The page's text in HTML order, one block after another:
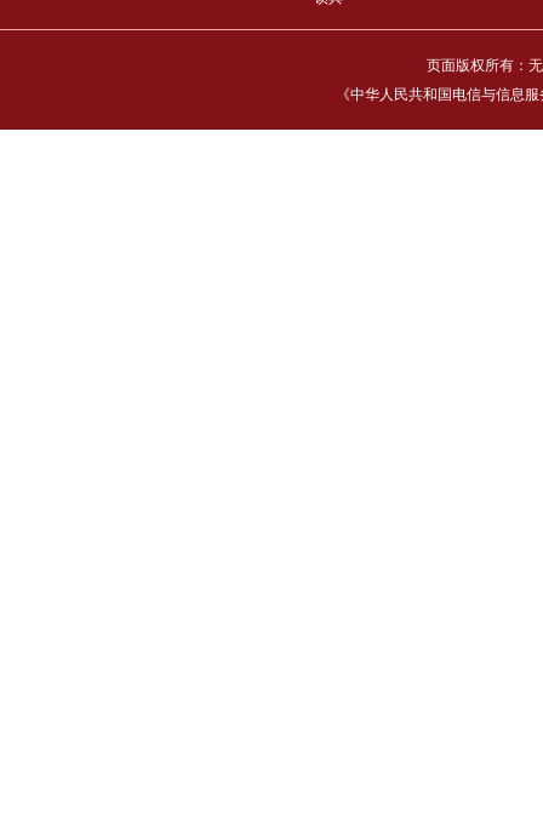
页面版权所有：
《中华人民共和国电信与信息